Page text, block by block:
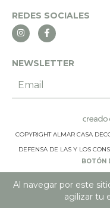
Al navegar por este
agilizar tu
REDES SOCIALES
NEWSLETTER
COPYRIGHT ALMAR CASA
DEFENSA DE LAS Y LOS
BOTÓN